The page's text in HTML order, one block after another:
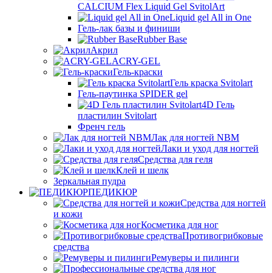
CALCIUM Flex Liquid Gel SvitolArt
Liquid gel All in One
Гель-лак базы и финиши
Rubber Base
Акрил
ACRY-GEL
Гель-краски
Гель краска Svitolart
Гель-паутинка SPIDER gel
4D Гель
пластилин Svitolart
Френч гель
Лак для ногтей NBM
Лаки и уход для ногтей
Средства для геля
Клей и шелк
Зеркальная пудра
ПЕДИКЮР
Средства для ногтей
и кожи
Косметика для ног
Противогрибковые
средства
Ремуверы и пилинги